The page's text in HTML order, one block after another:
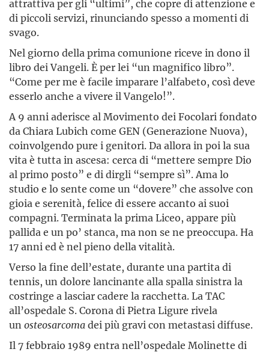
attrattiva per gli “ultimi”, che copre di attenzione e
di piccoli servizi, rinunciando spesso a momenti di
svago.
Nel giorno della prima comunione riceve in dono il
libro dei Vangeli. È per lei “un magnifico libro”.
“Come per me è facile imparare l’alfabeto, così deve
esserlo anche a vivere il Vangelo!”.
A 9 anni aderisce al Movimento dei Focolari fondato
da Chiara Lubich come GEN (Generazione Nuova),
coinvolgendo pure i genitori. Da allora in poi la sua
vita è tutta in ascesa: cerca di “mettere sempre Dio
al primo posto” e di dirgli “sempre sì”. Ama lo
studio e lo sente come un “dovere” che assolve con
gioia e serenità, felice di essere accanto ai suoi
compagni. Terminata la prima Liceo, appare più
pallida e un po’ stanca, ma non se ne preoccupa. Ha
17 anni ed è nel pieno della vitalità.
Verso la fine dell’estate, durante una partita di
tennis, un dolore lancinante alla spalla sinistra la
costringe a lasciar cadere la racchetta. La TAC
all’ospedale S. Corona di Pietra Ligure rivela
un osteosarcomadei più gravi con metastasi diffuse.
Il 7 febbraio 1989 entra nell’ospedale Molinette di